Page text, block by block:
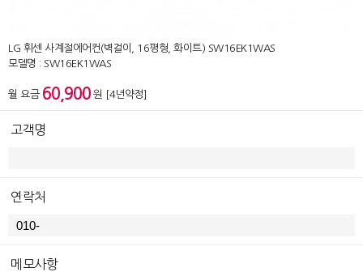
LG 휘센 사계절에어컨(벽걸이, 16평형, 화이트) SW16EK1WAS
모델명 : SW16EK1WAS
월 요금 60,900 원 [4년약정]
고객명
연락처
메모사항